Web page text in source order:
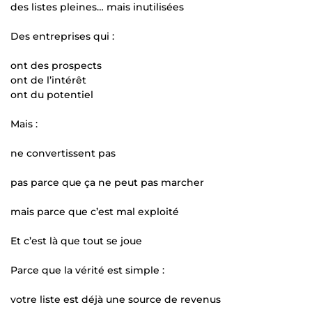
des listes pleines… mais inutilisées
Des entreprises qui :
ont des prospects
ont de l’intérêt
ont du potentiel
Mais :
ne convertissent pas
pas parce que ça ne peut pas marcher
mais parce que c’est mal exploité
Et c’est là que tout se joue
Parce que la vérité est simple :
votre liste est déjà une source de revenus